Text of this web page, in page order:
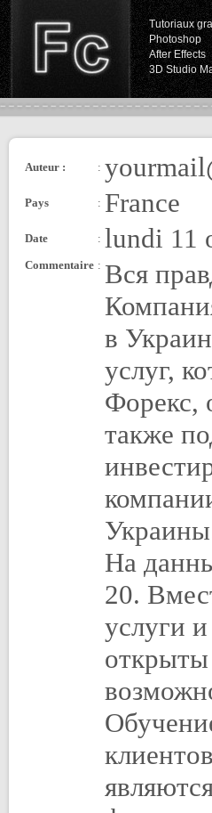
Tutoriaux
Photoshop
After Effects
3D Studio
Auteur : :
Pays : France
Date : lundi 11
Commentaire : Вся правда о компании «Центр Биржевых Технологий»! Компания «Центр Биржевых Технологий» — это крупнейшая в Украине компания, предоставляющая целый комплекс услуг, которые включают в себя обучение торговле на бирже Форекс, обучение с нуля и повышение квалификации, а также поддержку своих клиентов, которые работают и инвестируют в сфере финансовых рынков. Началом работы компании было открытие офисов в 3-х крупных городах Украины: Киеве, Днепропетровске и Одессе, еще в 1997 году. На данный момент количество офисов насчитывает порядка 20. Вместе с тем, специалисты компании предоставляют свои услуги и уроки трейдинга клиентам не только в городах, где открыты офисы, а и в любой точке Украины и мира, где есть возможность коммуникации при помощи Интернета. Обучение Форекс в комфортном режиме — прерогатива клиентов ЦБТ. Все сотрудники и преподаватели ЦБТ являются практикующими трейдерами и аналитиками финансовых рынков с собственной многолетней историей и личным опытом, а также ежегодно проходят экзамены, тесты и курсы трейдеров для развития и подтверждения профессиональных навыков. Основной целью компании ЦБТ является повышение стандартов качества работы и исследование принципов развития финансовых рынков, изучение способов анализа и их прогнозирования, популяризация профессий, связанных с биржевой деятельностью. Выпускники и клиенты компании «Центр Биржевых Технологий», отзывы от которых встречаются лишь положительные, сегодня успешно работают в крупных